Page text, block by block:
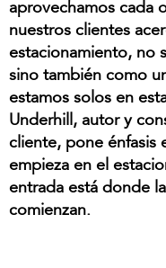
aprovechamos cada
nuestros clientes
estacionamiento, no
sino también como
estamos solos en
Underhill, autor y
cliente, pone énfasis
empieza en el
entrada está donde
comienzan.